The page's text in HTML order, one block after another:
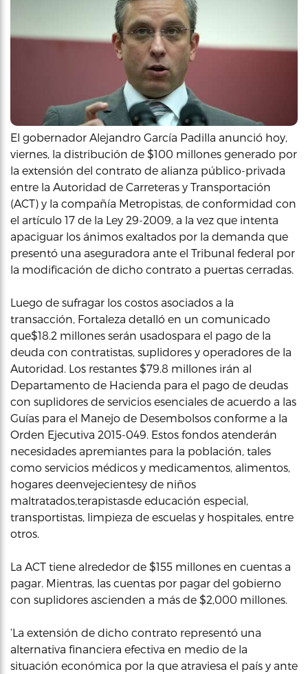
El gobernador Alejandro García Padilla anunció hoy,
viernes, la distribución de $100 millones generado por
la extensión del contrato de alianza público-privada
entre la Autoridad de Carreteras y Transportación
(ACT) y la compañía Metropistas, de conformidad con
el artículo 17 de la Ley 29-2009, a la vez que intenta
apaciguar los ánimos exaltados por la demanda que
presentó una aseguradora ante el Tribunal federal por
la modificación de dicho contrato a puertas cerradas.
Luego de sufragar los costos asociados a la
transacción, Fortaleza detalló en un comunicado
que$18.2 millones serán usadospara el pago de la
deuda con contratistas, suplidores y operadores de la
Autoridad. Los restantes $79.8 millones irán al
Departamento de Hacienda para el pago de deudas
con suplidores de servicios esenciales de acuerdo a las
Guías para el Manejo de Desembolsos conforme a la
Orden Ejecutiva 2015-049. Estos fondos atenderán
necesidades apremiantes para la población, tales
como servicios médicos y medicamentos, alimentos,
hogares deenvejecientesy de niños
maltratados,terapistasde educación especial,
transportistas, limpieza de escuelas y hospitales, entre
otros.
La ACT tiene alrededor de $155 millones en cuentas a
pagar. Mientras, las cuentas por pagar del gobierno
con suplidores ascienden a más de $2,000 millones.
‘La extensión de dicho contrato representó una
alternativa financiera efectiva en medio de la
situación económica por la que atraviesa el país y ante